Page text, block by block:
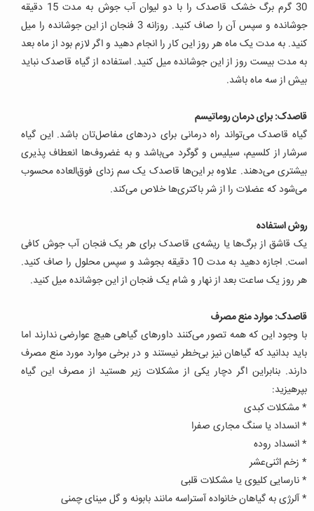
30 گرم برگ خشک قاصدک را با دو لیوان آب جوش به مدت 15 دقیقه
جوشانده و سپس آن را صاف کنید. روزانه 3 فنجان از این جوشانده را میل
کنید. به مدت یک ماه هر روز این کار را انجام دهید و اگر لازم بود از ماه بعد
به مدت بیست روز از این جوشانده میل کنید. استفاده از گیاه قاصدک نباید
بیش از سه ماه باشد.
قاصدک: برای درمان روماتیسم
گیاه قاصدک می‌تواند راه درمانی برای دردهای مفاصل‌تان باشد. این گیاه
سرشار از کلسیم، سیلیس و گوگرد می‌باشد و به غضروف‌ها انعطاف پذیری
بیشتری می‌دهند. علاوه بر این‌ها قاصدک یک سم زدای فوق‌العاده محسوب
می‌شود که عضلات را از شر باکتری‌ها خلاص می‌کند.
روش استفاده
یک قاشق از برگ‌ها یا ریشه‌ی قاصدک برای هر یک فنجان آب جوش کافی
است. اجازه دهید به مدت 10 دقیقه بجوشد و سپس محلول را صاف کنید.
هر روز یک ساعت بعد از نهار و شام یک فنجان از این جوشانده میل کنید.
قاصدک: موارد منع مصرف
با وجود این که همه تصور می‌کنند داورهای گیاهی هیچ عوارضی ندارند اما
باید بدانید که گیاهان نیز بی‌خطر نیستند و در برخی موارد مورد منع مصرف
دارند. بنابراین اگر دچار یکی از مشکلات زیر هستید از مصرف این گیاه
بپرهیزید:
* مشکلات کبدی
* انسداد یا سنگ مجاری صفرا
* انسداد روده
* زخم اثنی‌عشر
* نارسایی کلیوی یا مشکلات قلبی
* آلرژی به گیاهان خانواده آستراسه مانند بابونه و گل مینای چمنی